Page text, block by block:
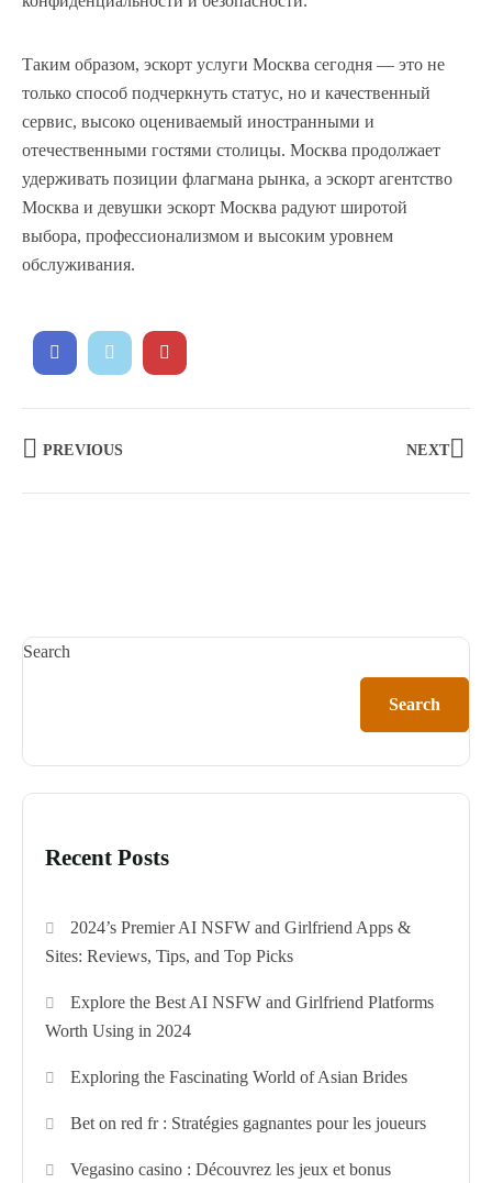
Таким образом, эскорт услуги Москва сегодня — это не
только способ подчеркнуть статус, но и качественный
сервис, высоко оцениваемый иностранными и
отечественными гостями столицы. Москва продолжает
удерживать позиции флагмана рынка, а эскорт агентство
Москва и девушки эскорт Москва радуют широтой
выбора, профессионализмом и высоким уровнем
обслуживания.
PREVIOUS NEXT
Search
Search
Recent Posts
2024’s Premier AI NSFW and Girlfriend Apps &
Sites: Reviews, Tips, and Top Picks
Explore the Best AI NSFW and Girlfriend Platforms
Worth Using in 2024
Exploring the Fascinating World of Asian Brides
Bet on red fr : Stratégies gagnantes pour les joueurs
Vegasino casino : Découvrez les jeux et bonus